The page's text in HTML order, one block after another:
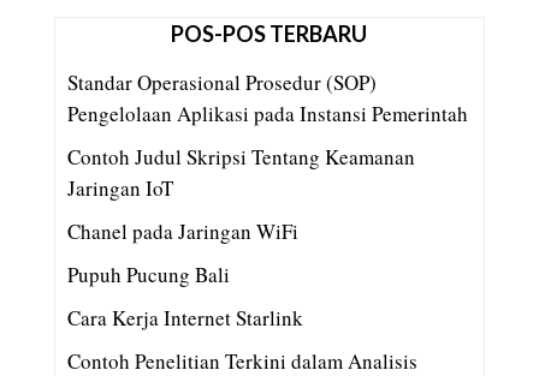
POS-POS TERBARU
Standar Operasional Prosedur (SOP)
Pengelolaan Aplikasi pada Instansi Pemerintah
Contoh Judul Skripsi Tentang Keamanan
Jaringan IoT
Chanel pada Jaringan WiFi
Pupuh Pucung Bali
Cara Kerja Internet Starlink
Contoh Penelitian Terkini dalam Analisis